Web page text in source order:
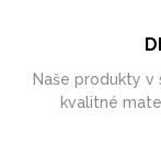
Naše produkty v
kvalitné